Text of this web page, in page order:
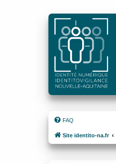
FAQ
Site identito-na.fr